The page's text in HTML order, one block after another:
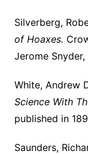
Silverberg,
of Hoaxes.
Jerome
White, Andrew
Science With
published in
Saunders,